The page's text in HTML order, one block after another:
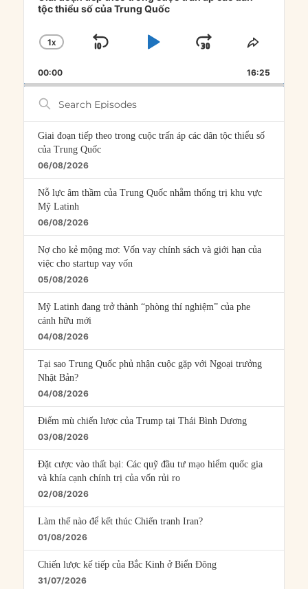
tộc thiểu số của Trung Quốc
CHANGE
RATE
1X
SKIP
PLAYJUMP
FORWARD
SHARE
00:00 16:25
Search
Episodes
Giai đoạn tiếp theo trong cuộc trấn áp các dân tộc thiểu số
của Trung Quốc
06/08/2026
Nỗ lực âm thầm của Trung Quốc nhằm thống trị khu vực
Mỹ Latinh
06/08/2026
Nợ cho kẻ mộng mơ: Vốn vay chính sách và giới hạn của
việc cho startup vay vốn
05/08/2026
Mỹ Latinh đang trở thành “phòng thí nghiệm” của phe
cánh hữu mới
04/08/2026
Tại sao Trung Quốc phủ nhận cuộc gặp với Ngoại trưởng
Nhật Bản?
04/08/2026
Điểm mù chiến lược của Trump tại Thái Bình Dương
03/08/2026
Đặt cược vào thất bại: Các quỹ đầu tư mạo hiểm quốc gia
và khía cạnh chính trị của vốn rủi ro
02/08/2026
Làm thế nào để kết thúc Chiến tranh Iran?
01/08/2026
Chiến lược kế tiếp của Bắc Kinh ở Biển Đông
31/07/2026